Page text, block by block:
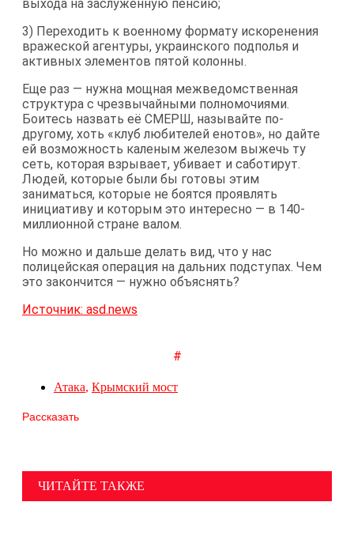
выхода на заслуженную пенсию;
3) Переходить к военному формату искоренения
вражеской агентуры, украинского подполья и
активных элементов пятой колонны.
Еще раз — нужна мощная межведомственная
структура с чрезвычайными полномочиями.
Боитесь назвать её СМЕРШ, называйте по-
другому, хоть «клуб любителей енотов», но дайте
ей возможность каленым железом выжечь ту
сеть, которая взрывает, убивает и саботирут.
Людей, которые были бы готовы этим
заниматься, которые не боятся проявлять
инициативу и которым это интересно — в 140-
миллионной стране валом.
Но можно и дальше делать вид, что у нас
полицейская операция на дальних подступах. Чем
это закончится — нужно объяснять?
Источник: asd.news
#
Атака, Крымский мост
Рассказать
ЧИТАЙТЕ ТАКЖЕ